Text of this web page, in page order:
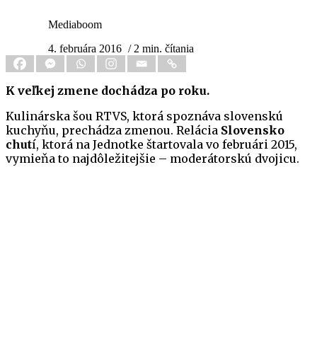
Mediaboom
4. februára 2016 / 2 min. čítania
K veľkej zmene dochádza po roku.
Kulinárska šou RTVS, ktorá spoznáva slovenskú
kuchyňu, prechádza zmenou. Relácia Slovensko
chutí, ktorá na Jednotke štartovala vo februári 2015,
vymieňa to najdôležitejšie – moderátorskú dvojicu.